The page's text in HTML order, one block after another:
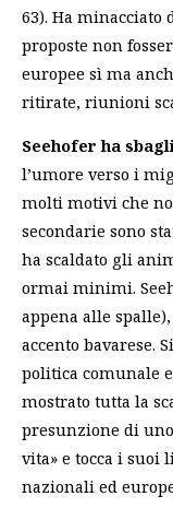
63). Ha minacciato
proposte non
europee sì ma
ritirate, riunioni
Seehofer ha
l’umore verso i
molti motivi che
secondarie sono
ha scaldato gli
ormai minimi.
appena alle
accento bavarese.
politica comunale
mostrato tutta la
presunzione di
vita» e tocca i
nazionali ed